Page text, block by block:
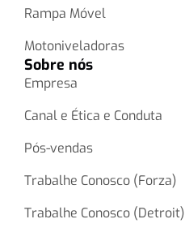
Rampa Móvel
Motoniveladoras
Sobre nós
Empresa
Canal e Ética e Conduta
Pós-vendas
Trabalhe Conosco (Forza)
Trabalhe Conosco (Detroit)